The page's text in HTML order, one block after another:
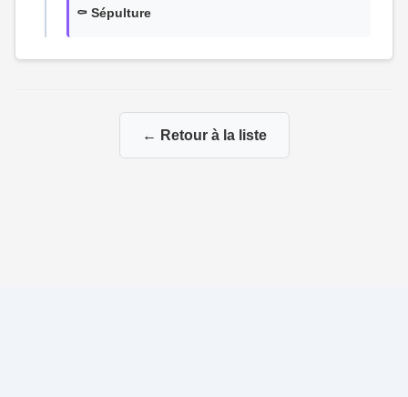
⚰️ Sépulture
← Retour à la liste